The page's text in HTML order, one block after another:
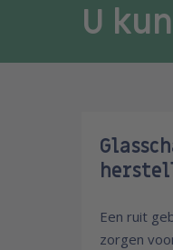
U
Een ruit
zorgen